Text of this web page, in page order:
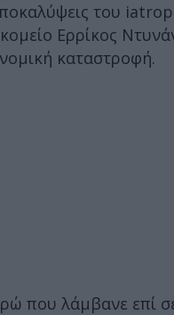
του
Ερρίκος
καταστροφή.
που λάμβανε επί